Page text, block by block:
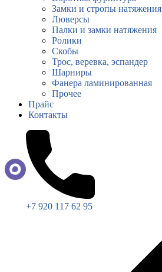
Замки и стропы натяжения
Люверсы
Палки и замки натяжения
Ролики
Скобы
Трос, веревка, эспандер
Шарниры
Фанера ламинированная
Прочее
Прайс
Контакты
+7 920 117 62 95